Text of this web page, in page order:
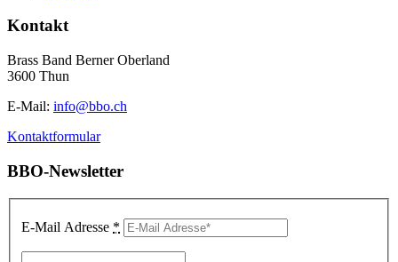
Kontakt
Brass Band Berner Oberland
3600 Thun
E-Mail: info@bbo.ch
Kontaktformular
BBO-Newsletter
E-Mail Adresse *